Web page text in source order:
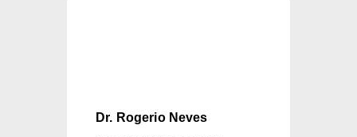
Dr. Rogerio Neves